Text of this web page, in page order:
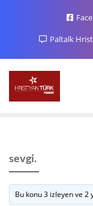
Paltalk
sevgi.
Bu konu 3 izleyen ve 2